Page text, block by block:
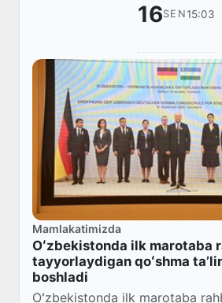
16SEN15:03
Mamlakatimizda
Oʻzbekistonda ilk marotaba
tayyorlaydigan qoʻshma
boshladi
Oʻzbekistonda ilk marotaba